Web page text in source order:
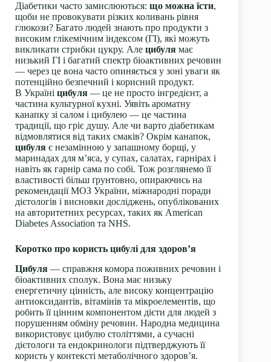
Діабетики часто замислюються: що можна їсти,
щоби не провокувати різких коливань рівня
глюкози? Багато людей знають про продукти з
високим глікемічним індексом (ГІ), які можуть
викликати стрибки цукру. Але цибуля має
низький ГІ і багатий спектр біоактивних речовин
— через це вона часто опиняється у зоні уваги як
потенційно безпечний і корисний продукт.
В Україні цибуля — це не просто інгредієнт, а
частина культурної кухні. Уявіть ароматну
канапку зі салом і цибулею — це частина
традиції, що гріє душу. Але чи варто діабетикам
відмовлятися від таких смаків? Окрім канапок,
цибуля є незамінною у запашному борщі, у
маринадах для м’яса, у супах, салатах, гарнірах і
навіть як гарнір сама по собі. Тож розглянемо її
властивості більш ґрунтовно, опираючись на
рекомендації МОЗ України, міжнародні поради
дієтологів і висновки досліджень, опублікованих
на авторитетних ресурсах, таких як American
Diabetes Association та NHS.
Коротко про користь цибулі для здоров’я
Цибуля — справжня комора поживних речовин і
біоактивних сполук. Вона має низьку
енергетичну цінність, але високу концентрацію
антиоксидантів, вітамінів та мікроелементів, що
робить її цінним компонентом дієти для людей з
порушенням обміну речовин. Народна медицина
використовує цибулю століттями, а сучасні
дієтологи та ендокринологи підтверджують її
користь у контексті метаболічного здоров’я.